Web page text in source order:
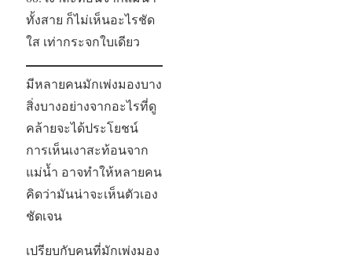
ทั้งสาย ก็ไม่เห็นอะไรชัด
ใส เท่ากระจกใบเดียว
มีหลายคนมักเพ่งมองบาง
สิ่งบางอย่างจากอะไรที่ดู
คล้ายจะได้ประโยชน์
การเห็นเงาสะท้อนจาก
แม่น้ำ อาจทำให้หลายคน
คิดว่ามันน่าจะเห็นตัวเอง
ชัดเจน
เปรียบกับคนที่มักเพ่งมอง